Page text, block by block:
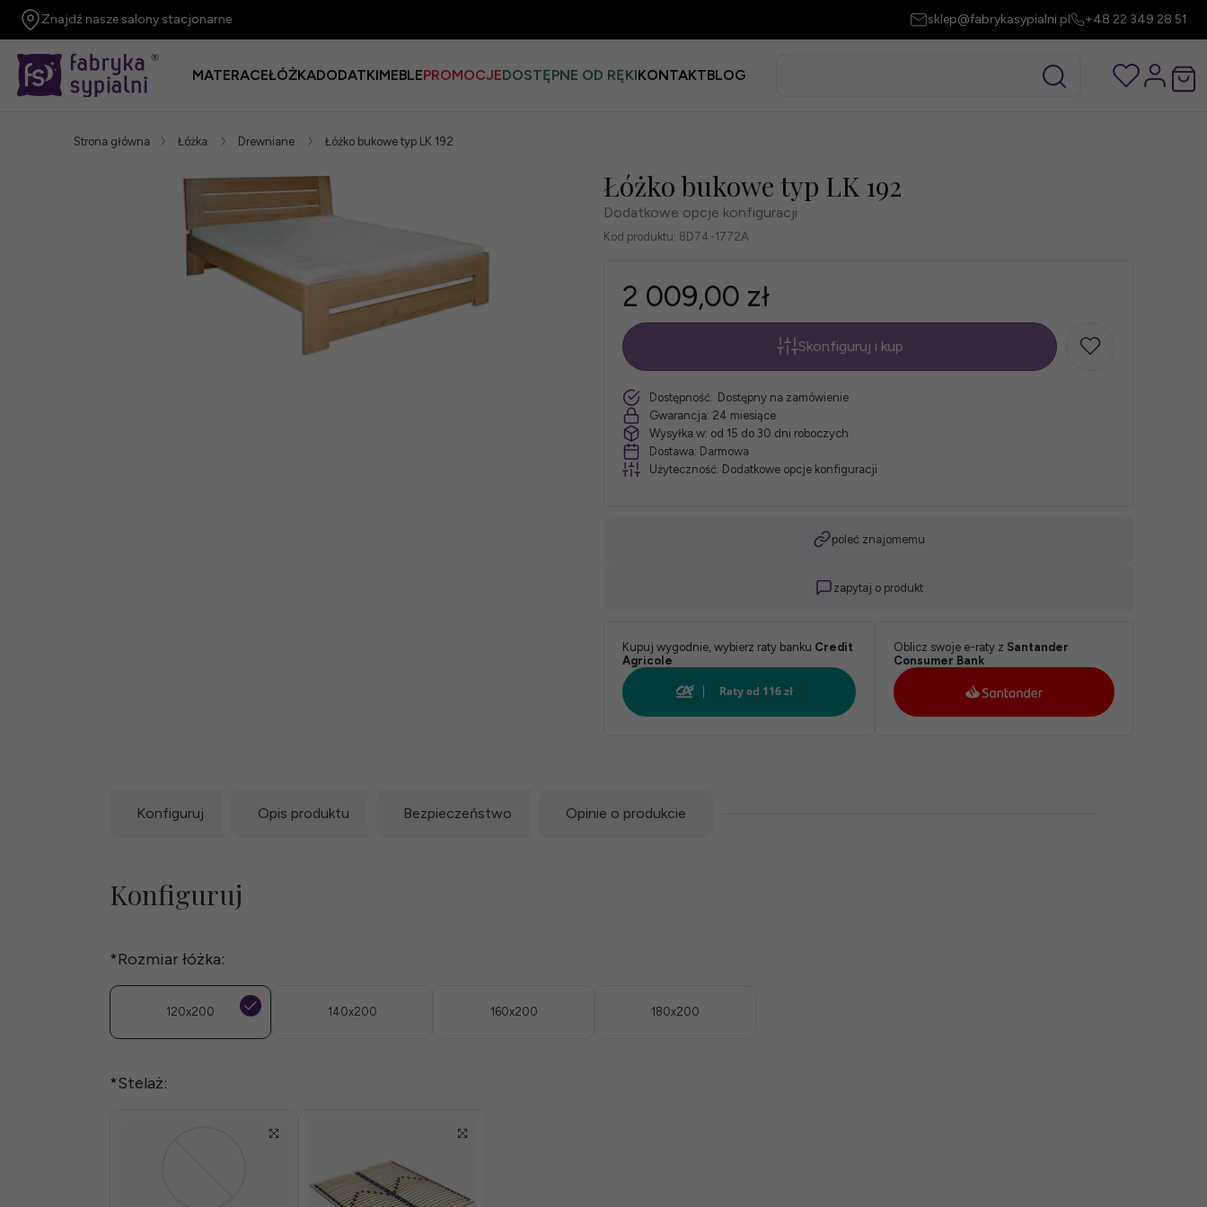
Znajdź nasze salony stacjonarne sklep@fabrykasypialni.pl +48 22 349 28 51
MATERACEŁÓŻKADODATKIMEBLEPROMOCJEDOSTĘPNE OD RĘKIKONTAKTBLOG
Strona główna Łóżka Drewniane Łóżko bukowe typ LK 192
Łóżko bukowe typ LK 192
Dodatkowe opcje konfiguracji
Kod produktu: 8D74-1772A
2 009,00 zł
*
Rozmiar
łóżka:
*
*
Kolor:
szt.
Skonfiguruj i kup
Dostępność: Dostępny na zamówienie
Gwarancja: 24 miesiące
Wysyłka w: od 15 do 30 dni roboczych
Dostawa: Darmowa
Użyteczność: Dodatkowe opcje konfiguracji
poleć znajomemu
zapytaj o produkt
Kupuj wygodnie, wybierz raty banku Credit
Agricole
Oblicz swoje e-raty z Santander
Consumer Bank
Konfiguruj Opis produktu Bezpieczeństwo Opinie o produkcie
Konfiguruj
*Rozmiar łóżka:
120x200 140x200 160x200 180x200
*Stelaż: